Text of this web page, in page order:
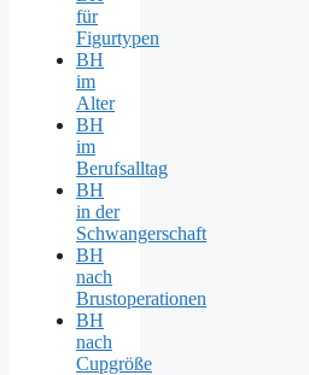
für
Figurtypen
BH
im
Alter
BH
im
Berufsalltag
BH
in der
Schwangerschaft
BH
nach
Brustoperationen
BH
nach
Cupgröße